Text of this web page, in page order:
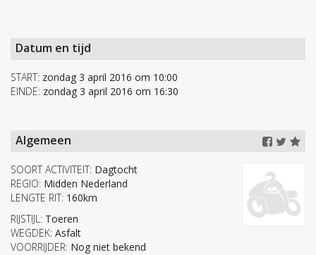
Datum en tijd
START: zondag 3 april 2016 om 10:00
EINDE: zondag 3 april 2016 om 16:30
Algemeen
SOORT ACTIVITEIT: Dagtocht
REGIO: Midden Nederland
LENGTE RIT: 160km
RIJSTIJL: Toeren
WEGDEK: Asfalt
VOORRIJDER: Nog niet bekend